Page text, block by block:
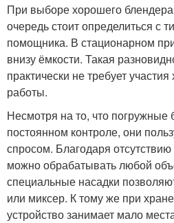
При выборе хорошего
очередь стоит определиться с
помощника. В стационарном
внизу ёмкости. Такая
практически не требует
работы.
Несмотря на то, что
постоянном контроле, они
спросом. Благодаря
можно обрабатывать любой
специальные насадки
или миксер. К тому же при
устройство занимает мало